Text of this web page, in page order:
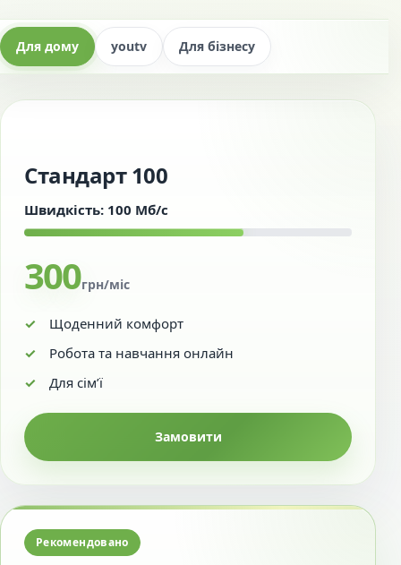
Для дому youtv Для бізнесу
Стандарт 100
Швидкість: 100 Мб/с
300грн/міс
Щоденний комфорт
Робота та навчання онлайн
Для сім’ї
Замовити
Рекомендовано